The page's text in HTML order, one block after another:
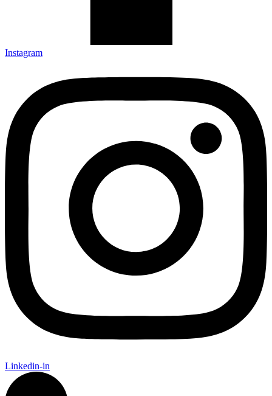
Instagram
Linkedin-in